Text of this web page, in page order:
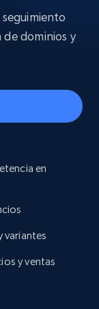
dominios y
en
variantes
y ventas